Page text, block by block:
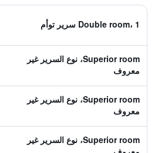
Double room، 1 سرير توأم
Superior room، نوع السرير غير
معروف
Superior room، نوع السرير غير
معروف
Superior room، نوع السرير غير